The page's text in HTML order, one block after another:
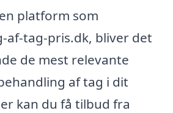
platform som
af-tag-pris.dk, bliver det
de mest relevante
af tag i dit
kan du få tilbud fra